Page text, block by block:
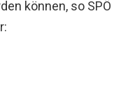
können, so SPÖ